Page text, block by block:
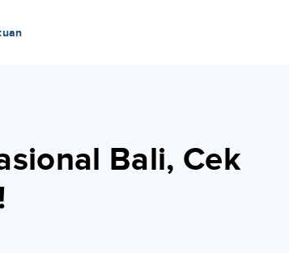
Bali, Cek